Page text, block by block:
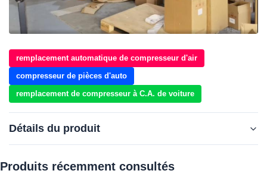
remplacement automatique de compresseur d'air
compresseur de pièces d'auto
remplacement de compresseur à C.A. de voiture
Détails du produit
Weixing Number: Le numéro de série WXMZ015
Produits récemment consultés‌